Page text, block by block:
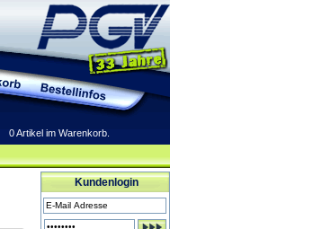
0 Artikel im Warenkorb.
Kundenlogin